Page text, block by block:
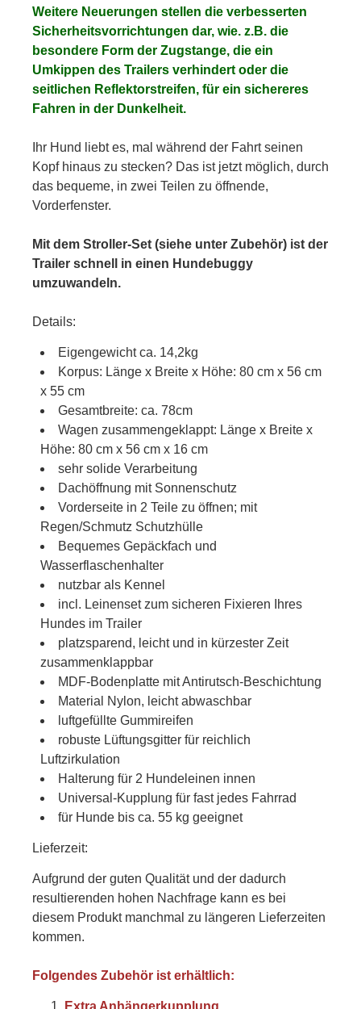
Weitere Neuerungen stellen die verbesserten
Sicherheitsvorrichtungen dar, wie. z.B. die
besondere Form der Zugstange, die ein
Umkippen des Trailers verhindert oder die
seitlichen Reflektorstreifen, für ein sichereres
Fahren in der Dunkelheit.
Ihr Hund liebt es, mal während der Fahrt seinen
Kopf hinaus zu stecken? Das ist jetzt möglich, durch
das bequeme, in zwei Teilen zu öffnende,
Vorderfenster.
Mit dem Stroller-Set (siehe unter Zubehör) ist der
Trailer schnell in einen Hundebuggy
umzuwandeln.
Details:
Eigengewicht ca. 14,2kg
Korpus: Länge x Breite x Höhe: 80 cm x 56 cm
x 55 cm
Gesamtbreite: ca. 78cm
Wagen zusammengeklappt: Länge x Breite x
Höhe: 80 cm x 56 cm x 16 cm
sehr solide Verarbeitung
Dachöffnung mit Sonnenschutz
Vorderseite in 2 Teile zu öffnen; mit
Regen/Schmutz Schutzhülle
Bequemes Gepäckfach und
Wasserflaschenhalter
nutzbar als Kennel
incl. Leinenset zum sicheren Fixieren Ihres
Hundes im Trailer
platzsparend, leicht und in kürzester Zeit
zusammenklappbar
MDF-Bodenplatte mit Antirutsch-Beschichtung
Material Nylon, leicht abwaschbar
luftgefüllte Gummireifen
robuste Lüftungsgitter für reichlich
Luftzirkulation
Halterung für 2 Hundeleinen innen
Universal-Kupplung für fast jedes Fahrrad
für Hunde bis ca. 55 kg geeignet
Lieferzeit:
Aufgrund der guten Qualität und der dadurch
resultierenden hohen Nachfrage kann es bei
diesem Produkt manchmal zu längeren Lieferzeiten
kommen.
Folgendes Zubehör ist erhältlich:
Extra Anhängerkupplung